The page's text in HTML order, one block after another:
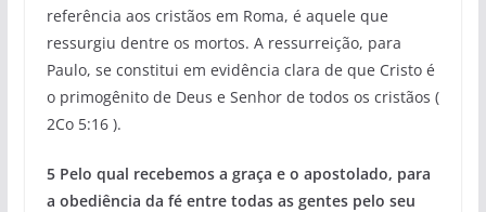
referência aos cristãos em Roma, é aquele que
ressurgiu dentre os mortos. A ressurreição, para
Paulo, se constitui em evidência clara de que Cristo é
o primogênito de Deus e Senhor de todos os cristãos (
2Co 5:16 ).
5 Pelo qual recebemos a graça e o apostolado, para
a obediência da fé entre todas as gentes pelo seu